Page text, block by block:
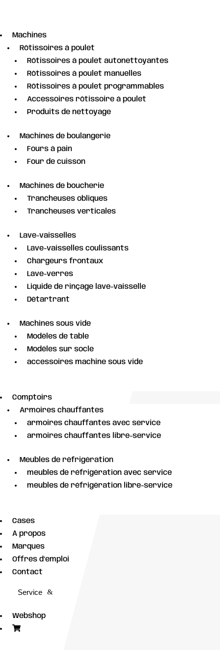
Machines
Rôtissoires à poulet
Rôtissoires à poulet autonettoyantes
Rôtissoires à poulet manuelles
Rôtissoires à poulet programmables
Accessoires rôtissoire à poulet
Produits de nettoyage
Machines de boulangerie
Fours à pain
Four de cuisson
Machines de boucherie
Trancheuses obliques
Trancheuses verticales
Lave-vaisselles
Lave-vaisselles coulissants
Chargeurs frontaux
Lave-verres
Liquide de rinçage lave-vaisselle
Détartrant
Machines sous vide
Modèles de table
Modèles sur socle
accessoires machine sous vide
Comptoirs
Armoires chauffantes
armoires chauffantes avec service
armoires chauffantes libre-service
Meubles de réfrigération
meubles de réfrigération avec service
meubles de réfrigération libre-service
Cases
À propos
Marques
Offres d’emploi
Contact
Service
Webshop